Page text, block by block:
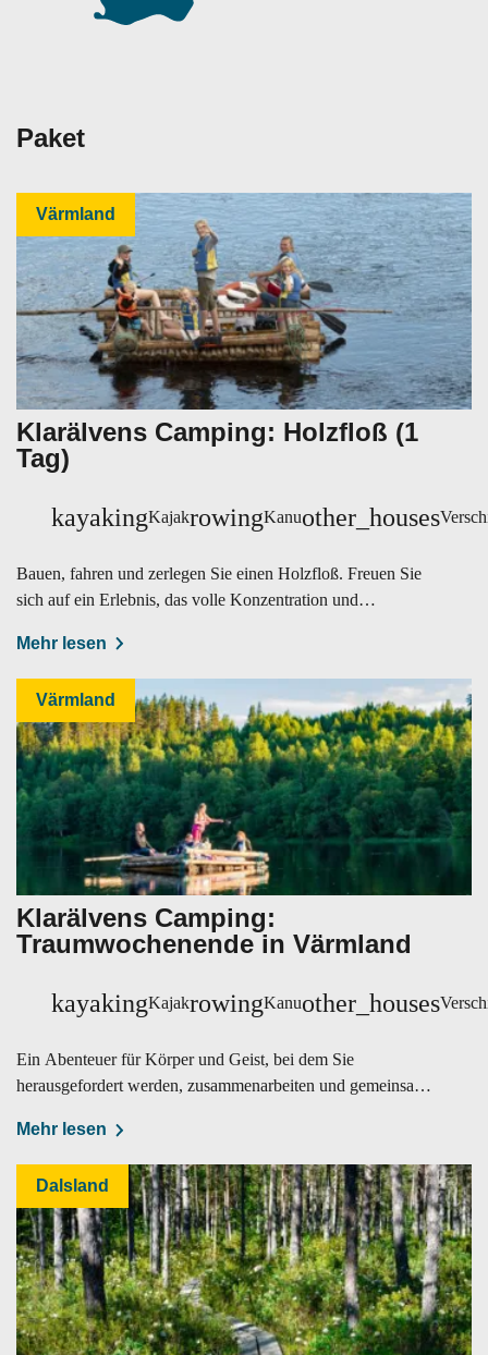
Paket
Värmland
Klarälvens Camping: Holzfloß (1
Tag)
kayakingKajakrowingKanuother_houses
Bauen, fahren und zerlegen Sie einen Holzfloß. Freuen Sie
sich auf ein Erlebnis, das volle Konzentration und
Mehr lesen
Värmland
Klarälvens Camping:
Traumwochenende in Värmland
kayakingKajakrowingKanuother_houses
Ein Abenteuer für Körper und Geist, bei dem Sie
herausgefordert werden, zusammenarbeiten und gemeinsam
Mehr lesen
Dalsland